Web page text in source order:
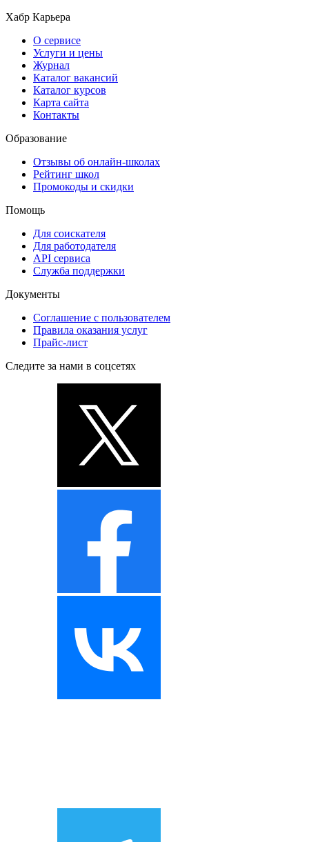
Хабр Карьера
О сервисе
Услуги и цены
Журнал
Каталог вакансий
Каталог курсов
Карта сайта
Контакты
Образование
Отзывы об онлайн-школах
Рейтинг школ
Промокоды и скидки
Помощь
Для соискателя
Для работодателя
API сервиса
Служба поддержки
Документы
Соглашение с пользователем
Правила оказания услуг
Прайс-лист
Следите за нами в соцсетях